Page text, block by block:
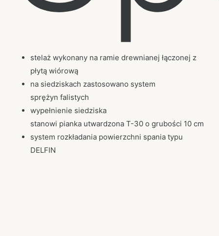
stelaż wykonany na ramie drewnianej łączonej z
płytą wiórową
na siedziskach zastosowano system
sprężyn falistych
wypełnienie siedziska
stanowi pianka utwardzona T-30 o grubości 10 cm
system rozkładania powierzchni spania typu
DELFIN